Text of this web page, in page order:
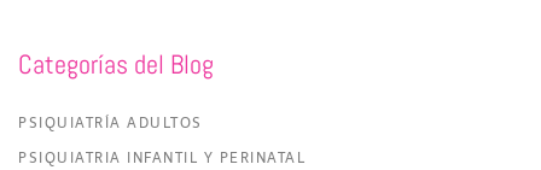
Categorías del Blog
PSIQUIATRÍA ADULTOS
PSIQUIATRIA INFANTIL Y PERINATAL